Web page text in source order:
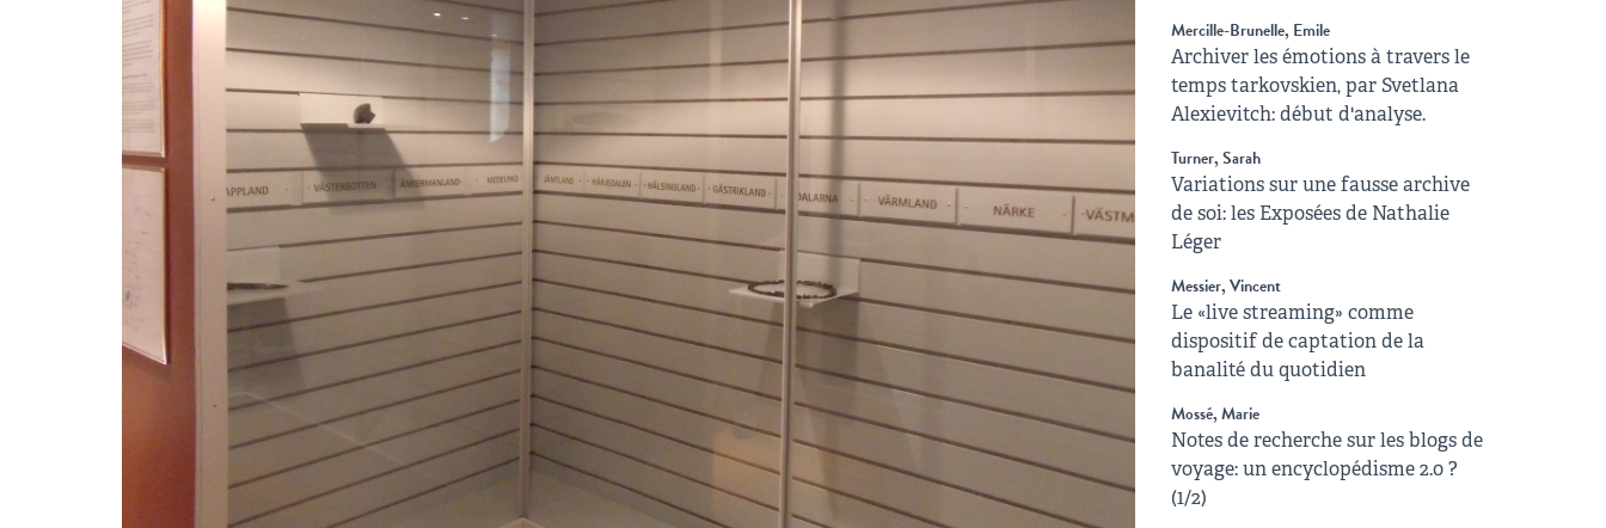
Mercille-Brunelle, Emile
Archiver les émotions à travers le
temps tarkovskien, par Svetlana
Alexievitch: début d'analyse.
Turner, Sarah
Variations sur une fausse archive
de soi: les Exposées de Nathalie
Léger
Messier, Vincent
Le «live streaming» comme
dispositif de captation de la
banalité du quotidien
Mossé, Marie
Notes de recherche sur les blogs de
voyage: un encyclopédisme 2.0 ?
(1/2)